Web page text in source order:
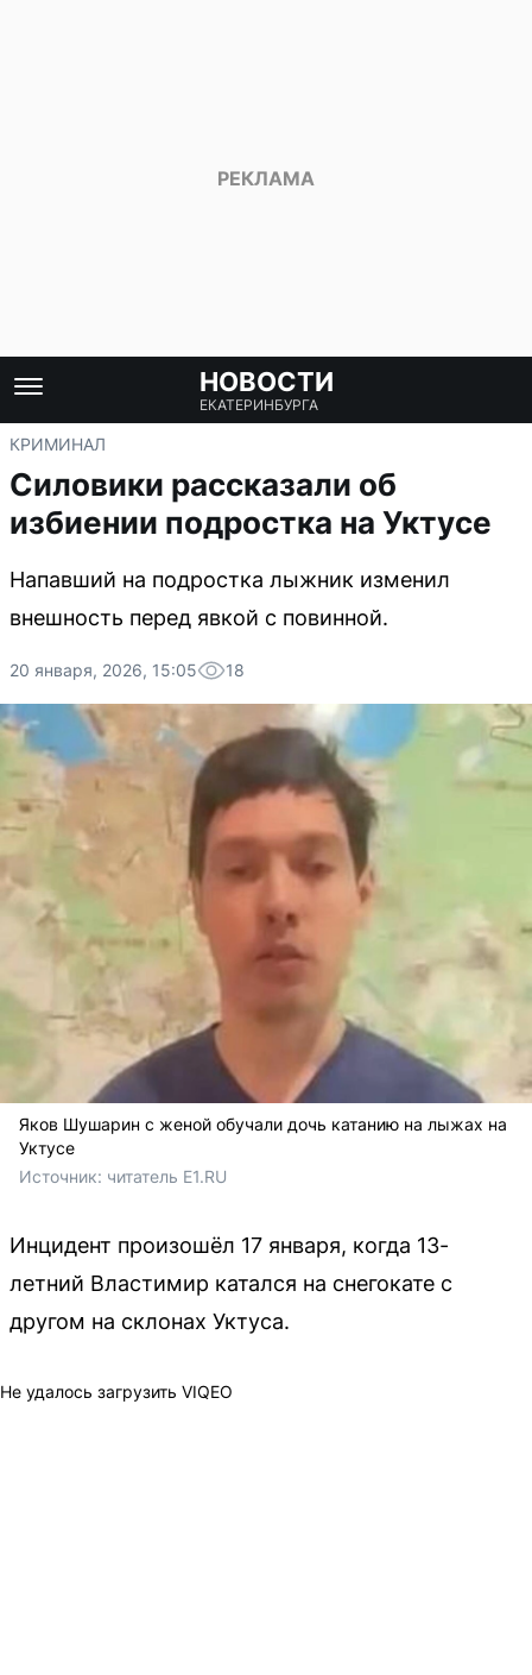
НОВОСТИ
ЕКАТЕРИНБУРГА
КРИМИНАЛ
Силовики рассказали об
избиении подростка на Уктусе
Напавший на подростка лыжник изменил
внешность перед явкой с повинной.
20 января, 2026, 15:05 18
Яков Шушарин с женой обучали дочь катанию на лыжах на
Уктусе
Источник: читатель E1.RU
Инцидент произошёл 17 января, когда 13-
летний Властимир катался на снегокате с
другом на склонах Уктуса.
Не удалось загрузить VIQEO